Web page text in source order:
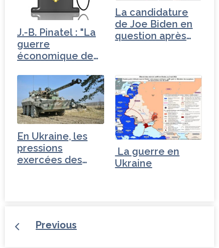
J.-B. Pinatel : "La
guerre
économique de
La candidature
de Joe Biden en
question après
En Ukraine, les
pressions
exercées des
La guerre en
Ukraine
Previous